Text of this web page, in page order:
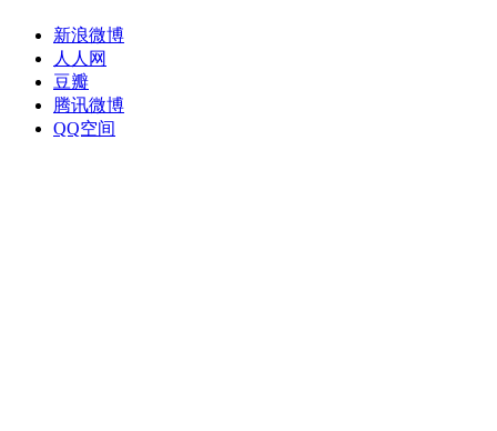
新浪微博
人人网
豆瓣
腾讯微博
QQ空间